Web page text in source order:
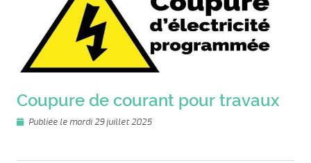
Coupure de courant pour travaux
Publiée le mardi 29 juillet 2025